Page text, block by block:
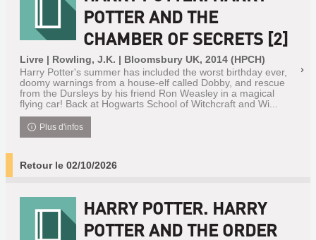
POTTER AND THE
CHAMBER OF SECRETS [2]
Livre | Rowling, J.K. | Bloomsbury UK, 2014 (HPCH)
Harry Potter's summer has included the worst birthday ever,
doomy warnings from a house-elf called Dobby, and rescue
from the Dursleys by his friend Ron Weasley in a magical
flying car! Back at Hogwarts School of Witchcraft and Wi...
Plus d'infos
Retour le 02/10/2026
HARRY POTTER. HARRY
POTTER AND THE ORDER